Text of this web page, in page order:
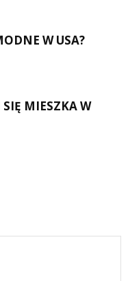
W USA?
SIĘ MIESZKA W